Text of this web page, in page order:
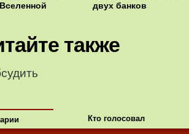
двух банков
также
Кто голосовал